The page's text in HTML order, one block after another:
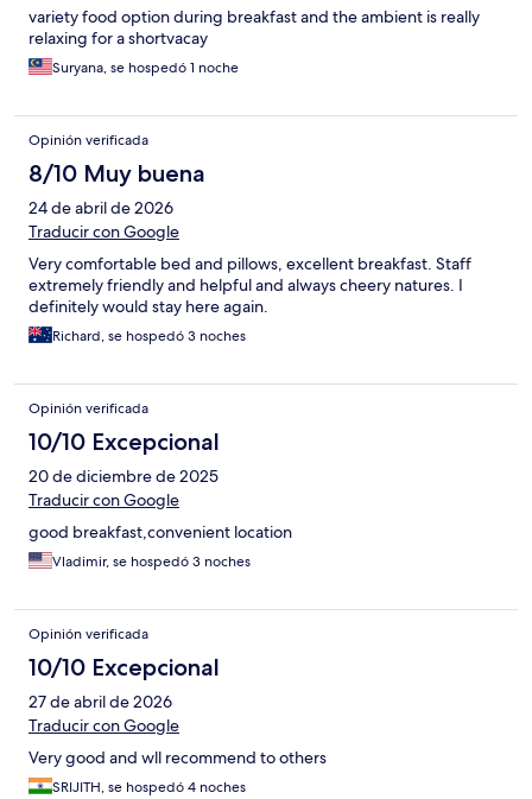
variety food option during breakfast and the ambient is really
relaxing for a shortvacay
Suryana, se hospedó 1 noche
Opinión verificada
8/10 Muy buena
24 de abril de 2026
Traducir con Google
Very comfortable bed and pillows, excellent breakfast. Staff
extremely friendly and helpful and always cheery natures. I
definitely would stay here again.
Richard, se hospedó 3 noches
Opinión verificada
10/10 Excepcional
20 de diciembre de 2025
Traducir con Google
good breakfast,convenient location
Vladimir, se hospedó 3 noches
Opinión verificada
10/10 Excepcional
27 de abril de 2026
Traducir con Google
Very good and wll recommend to others
SRIJITH, se hospedó 4 noches